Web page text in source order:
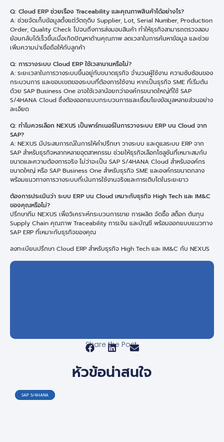
Q: Cloud ERP ช่วยเรื่อง Traceability และคุณภาพสินค้าได้อย่างไร?
A: ช่วยจัดเก็บข้อมูลตั้งแต่วัตถุดิบ Supplier, Lot, Serial Number, Production
Order, Quality Check ไปจนถึงการส่งมอบสินค้า ทำให้ธุรกิจสามารถตรวจสอบ
ย้อนกลับได้เร็วขึ้นเมื่อเกิดปัญหาด้านคุณภาพ ลดเวลาในการค้นหาข้อมูล และช่วย
เพิ่มความน่าเชื่อถือให้กับลูกค้า
Q: การวางระบบ Cloud ERP ใช้เวลานานหรือไม่?
A: ระยะเวลาในการวางระบบขึ้นอยู่กับขนาดธุรกิจ จำนวนผู้ใช้งาน ความซับซ้อนของ
กระบวนการ และขอบเขตของระบบที่ต้องการใช้งาน หากเป็นธุรกิจ SME ที่เริ่มต้น
ด้วย SAP Business One อาจใช้เวลาน้อยกว่าองค์กรขนาดใหญ่ที่ใช้ SAP
S/4HANA Cloud ซึ่งต้องออกแบบกระบวนการและเชื่อมโยงข้อมูลหลายส่วนอย่าง
ละเอียด
Q: ทำไมควรเลือก NEXUS เป็นพาร์ทเนอร์ในการวางระบบ ERP บน Cloud จาก
SAP?
A: NEXUS มีประสบการณ์ในการให้คำปรึกษา วางระบบ และดูแลระบบ ERP จาก
SAP สำหรับธุรกิจหลากหลายอุตสาหกรรม ช่วยให้ธุรกิจเลือกโซลูชันที่เหมาะสมกับ
ขนาดและความต้องการจริง ไม่ว่าจะเป็น SAP S/4HANA Cloud สำหรับองค์กร
ขนาดใหญ่ หรือ SAP Business One สำหรับธุรกิจ SME และองค์กรขนาดกลาง
พร้อมแนวทางการวางระบบที่เน้นการใช้งานจริงและการเติบโตในระยะยาว
ต้องการประเมินว่า ระบบ ERP บน Cloud เหมาะกับธุรกิจ High Tech และ IM&C
ของคุณหรือไม่?
ปรึกษาทีม NEXUS เพื่อวิเคราะห์กระบวนการขาย การผลิต จัดซื้อ สต็อก ต้นทุน
Supply Chain คุณภาพ Traceability การเงิน และบัญชี พร้อมออกแบบแนวทาง
SAP ERP ที่เหมาะกับธุรกิจของคุณ
ลงทะเบียนปรึกษา Cloud ERP สำหรับธุรกิจ High Tech และ IM&C กับ NEXUS
Share the Post:
หัวข้อน่าสนใจ
SAP S/4HANA
SAP S/4HANA
SAP S/4HANA